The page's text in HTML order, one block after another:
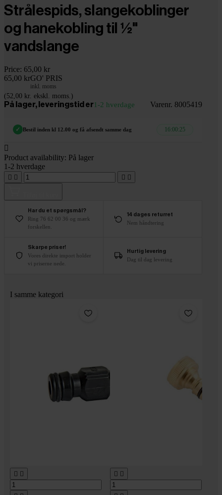
Strålespids, slangekoblinger
og hanekobling til ½"
vandslange
Price: 65,00 kr
65,00 krGO' PRIS
inkl. moms
(52,00 kr. ekskl. moms.)
På lager, leveringstid er1-2 hverdage Varenr. 8005419
✓ Bestil inden kl 12.00 og få afsendt samme dag 16:00:24

Product availability: På lager
1-2 hverdage
   
Har du et spørgsmål?
Ring 76 62 00 36 og mærk
forskellen.
14 dages returret
Nem håndtering
Skarpe priser!
Vores direkte import holder
vi priserne nede.
Hurtig levering
Dag til dag levering
I samme kategori
   